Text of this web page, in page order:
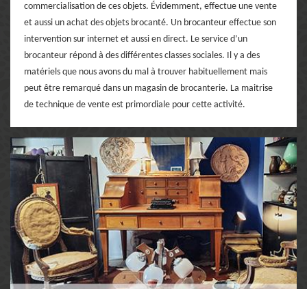
commercialisation de ces objets. Évidemment, effectue une vente
et aussi un achat des objets brocanté. Un brocanteur effectue son
intervention sur internet et aussi en direct. Le service d’un
brocanteur répond à des différentes classes sociales. Il y a des
matériels que nous avons du mal à trouver habituellement mais
peut être remarqué dans un magasin de brocanterie. La maitrise
de technique de vente est primordiale pour cette activité.